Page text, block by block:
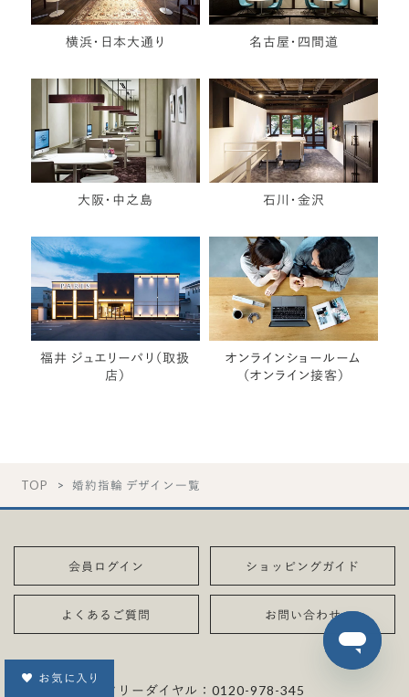
横浜・日本大通り 名古屋・四間道
大阪・中之島 石川・金沢
福井 ジュエリーパリ（取扱
店）
オンラインショールーム
（オンライン接客）
お気に入り
TOP 婚約指輪 デザイン一覧
会員ログイン ショッピングガイド
よくあるご質問 お問い合わせ
フリーダイヤル：0120-978-345